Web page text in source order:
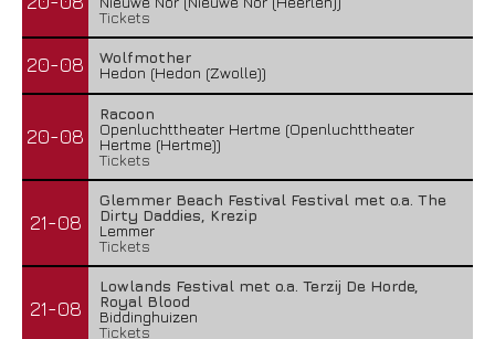
Tickets
20-08
Wolfmother
Hedon (Hedon (Zwolle))
20-08
Racoon
Openluchttheater Hertme (Openluchttheater
Hertme (Hertme))
Tickets
21-08
Glemmer Beach Festival Festival met o.a. The
Dirty Daddies, Krezip
Lemmer
Tickets
21-08
Lowlands Festival met o.a. Terzij De Horde,
Royal Blood
Biddinghuizen
Tickets